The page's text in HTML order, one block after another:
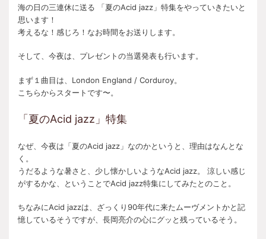
海の日の三連休に送る 「夏のAcid jazz」特集をやっていきたいと
思います！
考えるな！感じろ！なお時間をお送りします。
そして、今夜は、プレゼントの当選発表も行います。
まず１曲目は、London England / Corduroy。
こちらからスタートです〜。
「夏のAcid jazz」特集
なぜ、今夜は「夏のAcid jazz」なのかというと、理由はなんとな
く。
うだるような暑さと、少し懐かしいようなAcid jazz。 涼しい感じ
がするかな、ということでAcid jazz特集にしてみたとのこと。
ちなみにAcid jazzは、ざっくり90年代に来たムーヴメントかと記
憶しているそうですが、長岡亮介の心にグッと残っているそう。